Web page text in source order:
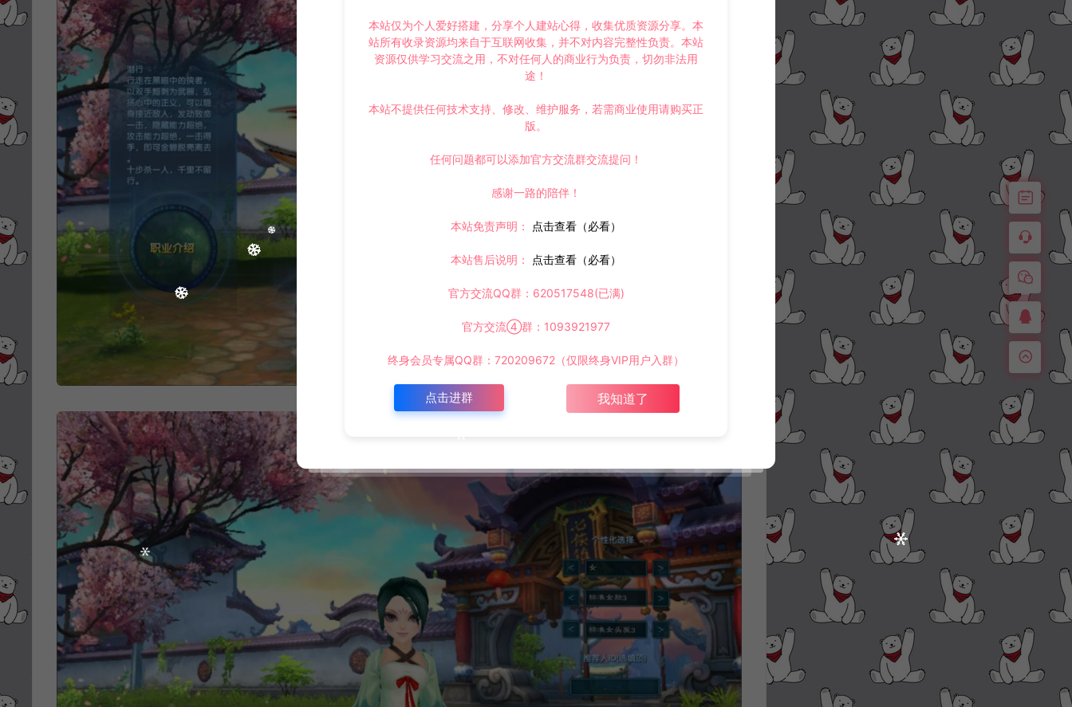
本站仅为个人爱好搭建，分享个人建站心得，收集优质资源分享。本
站所有收录资源均来自于互联网收集，并不对内容完整性负责。本站
资源仅供学习交流之用，不对任何人的商业行为负责，切勿非法用
途！
本站不提供任何技术支持、修改、维护服务，若需商业使用请购买正
版。
任何问题都可以添加官方交流群交流提问！
感谢一路的陪伴！
本站免责声明： 点击查看（必看）
本站售后说明： 点击查看（必看）
官方交流QQ群：620517548(已满)
官方交流④群：1093921977
终身会员专属QQ群：720209672（仅限终身VIP用户入群）
点击进群 我知道了